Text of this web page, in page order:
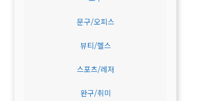
문구/오피스
뷰티/헬스
스포츠/레저
완구/취미